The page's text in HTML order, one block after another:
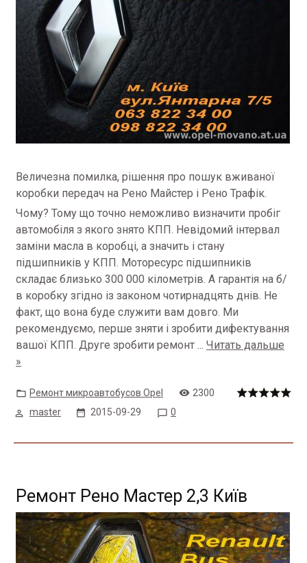
Величезна помилка, рішення про пошук вживаної
коробки передач на Рено Майстер і Рено Трафік.
Чому? Тому що точно неможливо визначити пробіг
автомобіля з якого знято КПП. Невідомий інтервал
заміни масла в коробці, а значить і стану
підшипників у КПП. Моторесурс підшипників
складає близько 300 000 кілометрів. А гарантія на б/
в коробку згідно із законом чотирнадцять днів. Не
факт, що вона буде служити вам довго. Ми
рекомендуємо, перше зняти і зробити дифектування
вашої КПП. Друге зробити ремонт ... Читать дальше
»
Ремонт микроавтобусов Opel
2300
master
2015-09-29 0
Ремонт Рено Мастер 2,3 Київ